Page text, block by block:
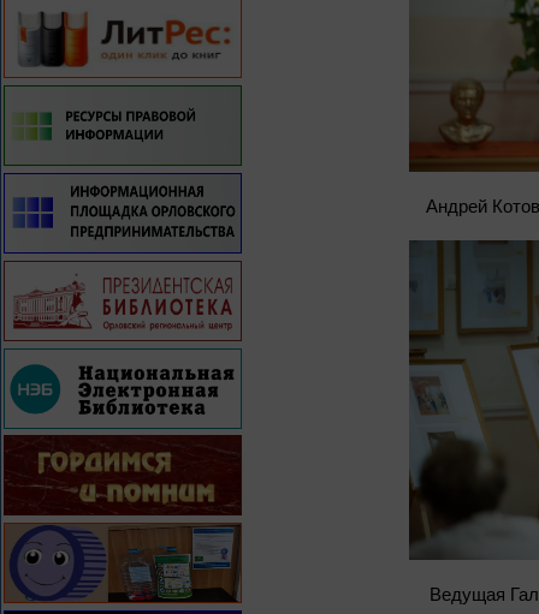
Андрей
Ведущая